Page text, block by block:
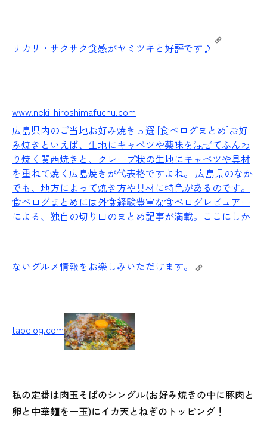
リカリ・サクサク食感がヤミツキと好評です♪
www.neki-hiroshimafuchu.com
広島県内のご当地お好み焼き５選 [食べログまとめ]お好
み焼きといえば、生地にキャベツや薬味を混ぜてふんわ
り焼く関西焼きと、クレープ状の生地にキャベツや具材
を重ねて焼く広島焼きが代表格ですよね。 広島県のなか
でも、地方によって焼き方や具材に特色があるのです。
食べログまとめには外食経験豊富な食べログレビュアー
による、独自の切り口のまとめ記事が満載。ここにしか
ないグルメ情報をお楽しみいただけます。
tabelog.com
私の定番は肉玉そばのシングル(お好み焼きの中に豚肉と
卵と中華麺を一玉)にイカ天とねぎのトッピング！